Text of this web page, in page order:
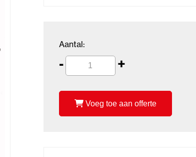
Aantal:
- +
Voeg toe aan offerte